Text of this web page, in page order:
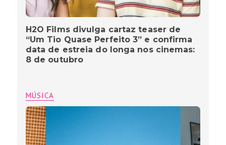
H2O Films divulga cartaz teaser de
“Um Tio Quase Perfeito 3” e confirma
data de estreia do longa nos cinemas:
8 de outubro
MÚSICA